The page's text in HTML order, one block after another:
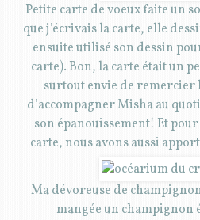
Petite carte de voeux faite un
que j’écrivais la carte, elle
ensuite utilisé son dessin
carte). Bon, la carte était un
surtout envie de remercier
d’accompagner Misha au
son épanouissement! Et
carte, nous avons aussi
Ma dévoreuse de
mangée un champignon